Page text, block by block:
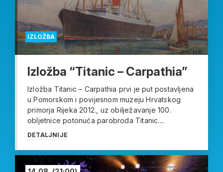
IZLOŽBA
Izložba “Titanic – Carpathia”
Izložba Titanic – Carpathia prvi je put postavljena
u Pomorskom i povijesnom muzeju Hrvatskog
primorja Rijeka 2012., uz obilježavanje 100.
obljetnice potonuća parobroda Titanic....
DETALJNIJE